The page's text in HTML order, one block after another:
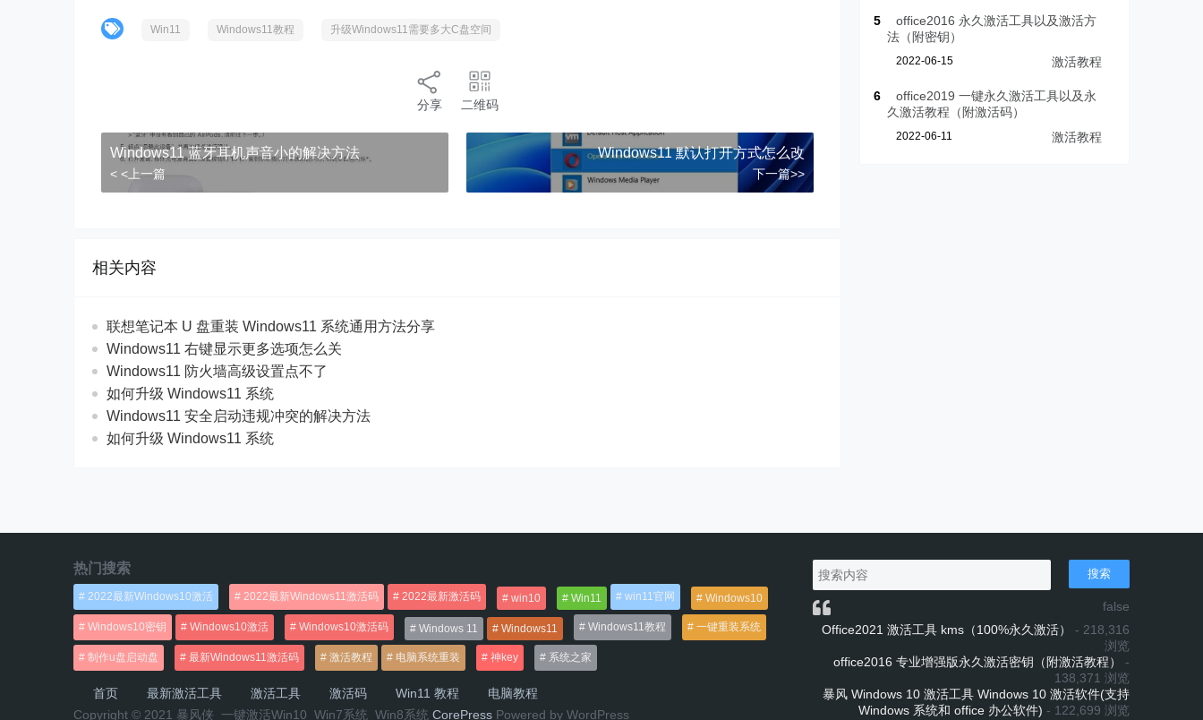
Win11 Windows11教程 升级Windows11需要多大C盘空间
分享 二维码
Windows11 蓝牙耳机声音小的解决方法
< <上一篇
Windows11 默认打开方式怎么改
下一篇>>
相关内容
联想笔记本 U 盘重装 Windows11 系统通用方法分享
Windows11 右键显示更多选项怎么关
Windows11 防火墙高级设置点不了
如何升级 Windows11 系统
Windows11 安全启动违规冲突的解决方法
如何升级 Windows11 系统
5
office2016 永久激活工具以及激活方
法（附密钥）
2022-06-15 激活教程
6
office2019 一键永久激活工具以及永
久激活教程（附激活码）
2022-06-11 激活教程
热门搜索
2022最新Windows10激活 2022最新Windows11激活码 2022最新激活码 win10 Win11 win11官网 Windows10
Windows10密钥 Windows10激活 Windows10激活码 Windows 11 Windows11 Windows11教程 一键重装系统
制作u盘启动盘 最新Windows11激活码 激活教程 电脑系统重装 神key 系统之家
首页 最新激活工具 激活工具 激活码 Win11 教程
电脑教程
Copyright © 2021 暴风侠_一键激活Win10_Win7系统_Win8系统 CorePress Powered by WordPress
搜索
false
Office2021 激活工具 kms（100%永久激活）
- 218,316
浏览
office2016 专业增强版永久激活密钥（附激活教程）
-
138,371 浏览
暴风 Windows 10 激活工具 Windows 10 激活软件(支持
Windows 系统和 office 办公软件) - 122,699 浏览